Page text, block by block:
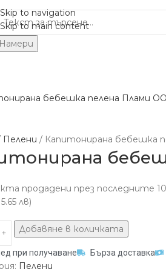
Skip to navigation
Skip to main content
Пелени Капитонирана бебешка
продадени през последните
лв)
Добавяне в количката
при получаване Бърза доставка
Пелени